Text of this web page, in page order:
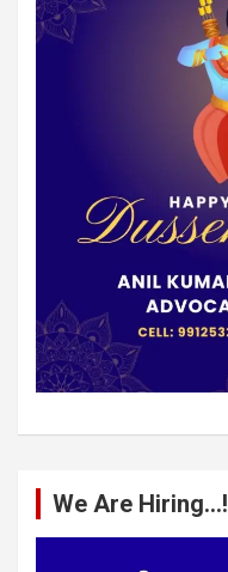
We Are Hiring…!